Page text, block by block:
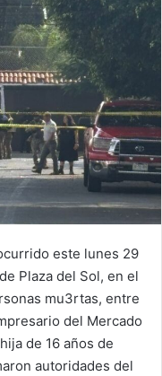
este lunes 29
Plaza del Sol, en el
mu3rtas, entre
del Mercado
de 16 años de
autoridades del